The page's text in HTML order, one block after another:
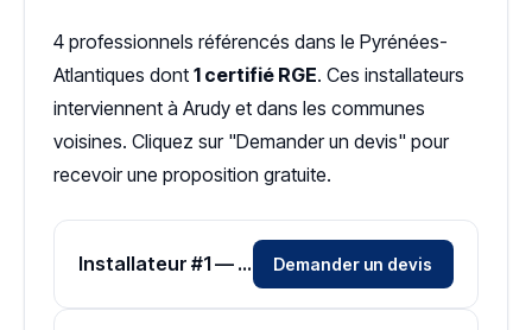
4 professionnels référencés dans le Pyrénées-
Atlantiques dont 1 certifié RGE. Ces installateurs
interviennent à Arudy et dans les communes
voisines. Cliquez sur "Demander un devis" pour
recevoir une proposition gratuite.
Installateur #1 — Zone Pyrénées-Atlantiques Demander un devis